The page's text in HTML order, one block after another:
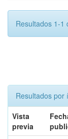
Resultados 1-1
Resultados por
Vista
previa